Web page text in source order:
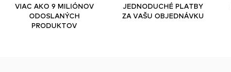
VIAC AKO 9 MILIÓNOV
ODOSLANÝCH
PRODUKTOV
JEDNODUCHÉ PLATBY
ZA VAŠU OBJEDNÁVKU